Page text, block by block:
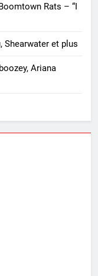
Rats – “I
Shearwater et plus
Ariana